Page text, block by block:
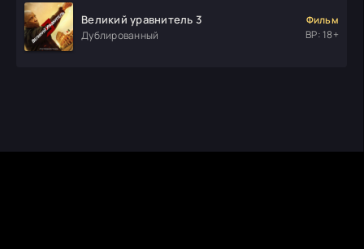
Великий уравнитель 3
Дублированный
Фильм
ВР: 18+